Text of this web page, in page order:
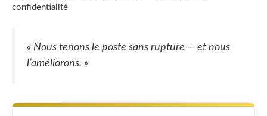
confidentialité
« Nous tenons le poste sans rupture — et nous
l’améliorons. »